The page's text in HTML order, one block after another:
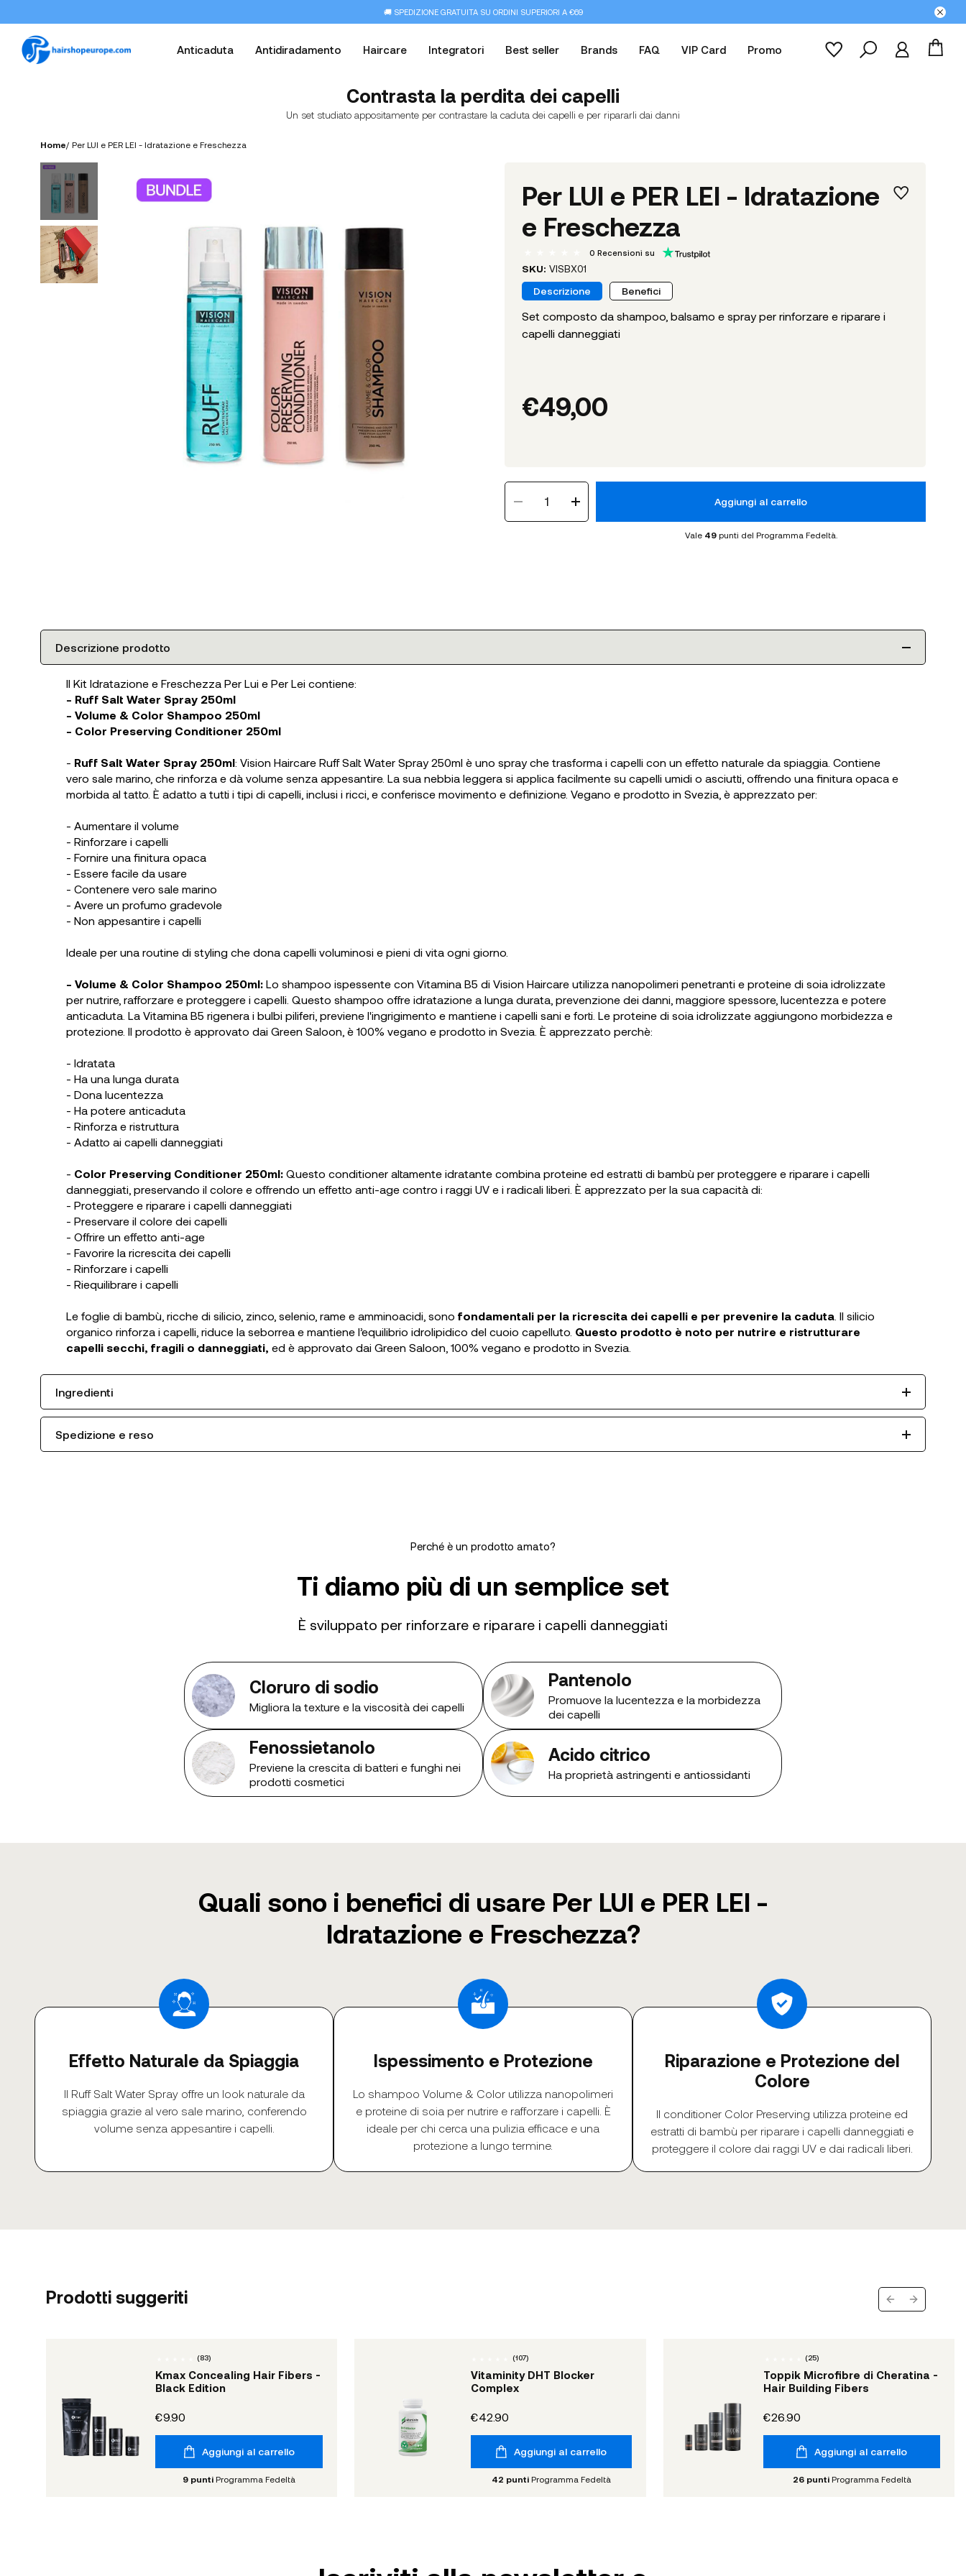
🚚 SPEDIZIONE GRATUITA SU ORDINI SUPERIORI A €69
Anticaduta Antidiradamento Haircare Integratori Best seller Brands FAQ VIP Card Promo
Contrasta la perdita dei capelli
Un set studiato appositamente per contrastare la caduta dei capelli e per ripararli dai danni
Home/ Per LUI e PER LEI - Idratazione e Freschezza
Per LUI e PER LEI - Idratazione
e Freschezza
0 Recensioni su
SKU: VISBX01
Descrizione
Benefici
Set composto da shampoo, balsamo e spray per rinforzare e riparare i
capelli danneggiati
€49,00
1 Aggiungi al carrello
Vale 49punti del Programma Fedeltà.
Descrizione prodotto
Il Kit Idratazione e Freschezza Per Lui e Per Lei contiene:
- Ruff Salt Water Spray 250ml
- Volume & Color Shampoo 250ml
- Color Preserving Conditioner 250ml
- Ruff Salt Water Spray 250ml: Vision Haircare Ruff Salt Water Spray 250ml è uno spray che trasforma i capelli con un effetto naturale da spiaggia. Contiene
vero sale marino, che rinforza e dà volume senza appesantire. La sua nebbia leggera si applica facilmente su capelli umidi o asciutti, offrendo una finitura opaca e
morbida al tatto. È adatto a tutti i tipi di capelli, inclusi i ricci, e conferisce movimento e definizione. Vegano e prodotto in Svezia, è apprezzato per:
- Aumentare il volume
- Rinforzare i capelli
- Fornire una finitura opaca
- Essere facile da usare
- Contenere vero sale marino
- Avere un profumo gradevole
- Non appesantire i capelli
Ideale per una routine di styling che dona capelli voluminosi e pieni di vita ogni giorno.
- Volume & Color Shampoo 250ml: Lo shampoo ispessente con Vitamina B5 di Vision Haircare utilizza nanopolimeri penetranti e proteine di soia idrolizzate
per nutrire, rafforzare e proteggere i capelli. Questo shampoo offre idratazione a lunga durata, prevenzione dei danni, maggiore spessore, lucentezza e potere
anticaduta. La Vitamina B5 rigenera i bulbi piliferi, previene l'ingrigimento e mantiene i capelli sani e forti. Le proteine di soia idrolizzate aggiungono morbidezza e
protezione. Il prodotto è approvato dai Green Saloon, è 100% vegano e prodotto in Svezia. È apprezzato perchè:
- Idratata
- Ha una lunga durata
- Dona lucentezza
- Ha potere anticaduta
- Rinforza e ristruttura
- Adatto ai capelli danneggiati
- Color Preserving Conditioner 250ml: Questo conditioner altamente idratante combina proteine ed estratti di bambù per proteggere e riparare i capelli
danneggiati, preservando il colore e offrendo un effetto anti-age contro i raggi UV e i radicali liberi. È apprezzato per la sua capacità di:
- Proteggere e riparare i capelli danneggiati
- Preservare il colore dei capelli
- Offrire un effetto anti-age
- Favorire la ricrescita dei capelli
- Rinforzare i capelli
- Riequilibrare i capelli
Le foglie di bambù, ricche di silicio, zinco, selenio, rame e amminoacidi, sono fondamentali per la ricrescita dei capelli e per prevenire la caduta . Il silicio
organico rinforza i capelli, riduce la seborrea e mantiene l’equilibrio idrolipidico del cuoio capelluto. Questo prodotto è noto per nutrire e ristrutturare
capelli secchi, fragili o danneggiati, ed è approvato dai Green Saloon, 100% vegano e prodotto in Svezia.
Ingredienti
Spedizione e reso
Perché è un prodotto amato?
Ti diamo più di un semplice set
È sviluppato per rinforzare e riparare i capelli danneggiati
Cloruro di sodio
Migliora la texture e la viscosità dei capelli
Pantenolo
Promuove la lucentezza e la morbidezza
dei capelli
Fenossietanolo
Previene la crescita di batteri e funghi nei
prodotti cosmetici
Acido citrico
Ha proprietà astringenti e antiossidanti
Quali sono i benefici di usare Per LUI e PER LEI -
Idratazione e Freschezza?
Effetto Naturale da Spiaggia
Il Ruff Salt Water Spray offre un look naturale da
spiaggia grazie al vero sale marino, conferendo
volume senza appesantire i capelli.
Ispessimento e Protezione
Lo shampoo Volume & Color utilizza nanopolimeri
e proteine di soia per nutrire e rafforzare i capelli. È
ideale per chi cerca una pulizia efficace e una
protezione a lungo termine.
Riparazione e Protezione del
Colore
Il conditioner Color Preserving utilizza proteine ed
estratti di bambù per riparare i capelli danneggiati e
proteggere il colore dai raggi UV e dai radicali liberi.
Prodotti suggeriti Previous slide
Next slide
(83)
Kmax Concealing Hair Fibers -
Black Edition
€9.90
Aggiungi al carrello
9 punti Programma Fedeltà
(107)
Vitaminity DHT Blocker
Complex
€42.90
Aggiungi al carrello
42 punti Programma Fedeltà
(25)
Toppik Microfibre di Cheratina -
Hair Building Fibers
€26.90
Aggiungi al carrello
26 punti Programma Fedeltà